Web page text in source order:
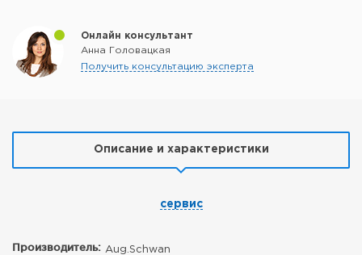
Онлайн консультант
Анна Головацкая
Получить консультацию эксперта
Описание и характеристики
сервис
Производитель: Aug.Schwan